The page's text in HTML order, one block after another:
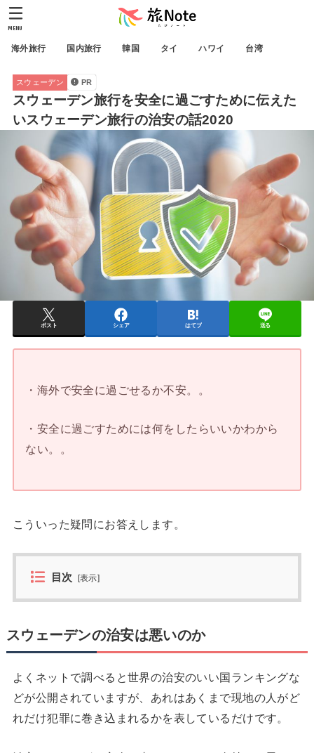
海外旅行 国内旅行 韓国 タイ ハワイ 台湾
MENU
スウェーデン PR
スウェーデン旅行を安全に過ごすために伝えた
いスウェーデン旅行の治安の話2020
ポスト シェア はてブ 送る
・海外で安全に過ごせるか不安。。
・安全に過ごすためには何をしたらいいかわから
ない。。
こういった疑問にお答えします。
目次 [表示]
スウェーデンの治安は悪いのか
よくネットで調べると世界の治安のいい国ランキングな
どが公開されていますが、あれはあくまで現地の人がど
れだけ犯罪に巻き込まれるかを表しているだけです。